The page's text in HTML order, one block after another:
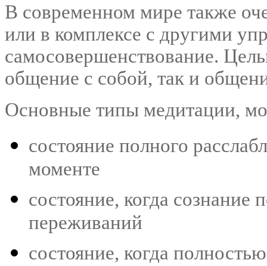
В современном мире также
или в комплексе с другими
самосовершенствование.
общение с собой, так и
Основные типы медитации,
состояние полного
моменте
состояние, когда
переживаний
состояние, когда